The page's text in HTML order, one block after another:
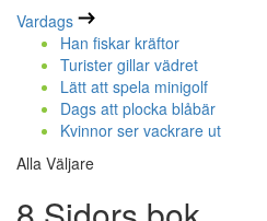
Vardags
Han fiskar kräftor
Turister gillar vädret
Lätt att spela minigolf
Dags att plocka blåbär
Kvinnor ser vackrare ut
Alla Väljare